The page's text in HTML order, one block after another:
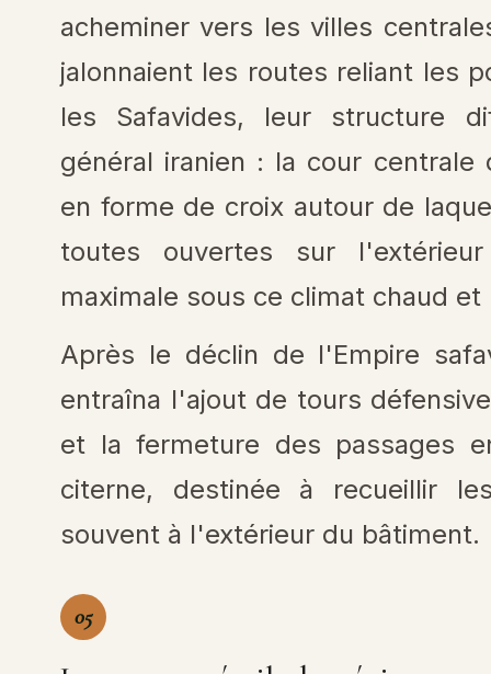
acheminer vers les villes
jalonnaient les routes reliant les
les Safavides, leur structure
général iranien : la cour
en forme de croix autour de
toutes ouvertes sur
maximale sous ce climat chaud et
Après le déclin de l'Empire
entraîna l'ajout de tours
et la fermeture des passages
citerne, destinée à recueillir
souvent à l'extérieur du bâtiment.
05